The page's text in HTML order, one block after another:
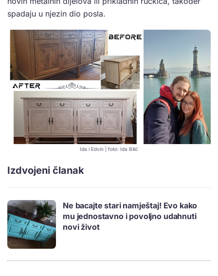
spadaju u njezin dio posla.
Ida i Edvin | foto: Ida Bilić
Izdvojeni članak
Ne bacajte stari namještaj! Evo kako
mu jednostavno i povoljno udahnuti
novi život